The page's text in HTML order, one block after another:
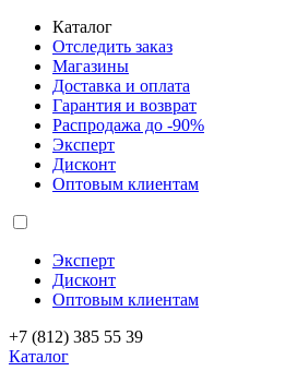
Каталог
Отследить заказ
Магазины
Доставка и оплата
Гарантия и возврат
Распродажа до -90%
Эксперт
Дисконт
Оптовым клиентам
Эксперт
Дисконт
Оптовым клиентам
+7 (812) 385 55 39
Каталог